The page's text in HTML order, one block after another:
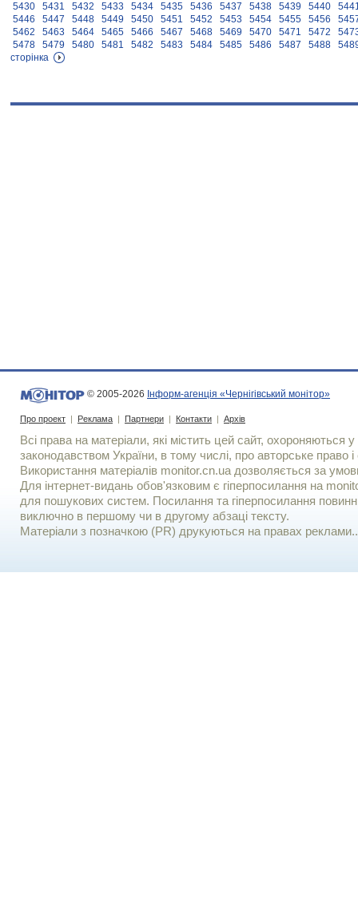
5430
5431 5432 5433 5434 5435 5436 5437 5438 5439 5440
5446
5447 5448 5449 5450 5451 5452 5453 5454 5455 5456
5462
5463 5464 5465 5466 5467 5468 5469 5470 5471 5472
5478
5479 5480 5481 5482 5483 5484 5485 5486 5487 5488
сторінка
© 2005-2026 Інформ-агенція «Чернігівський монітор»
Про проект | Реклама | Партнери | Контакти | Архів
Всі права на матеріали, які містить цей сайт, охороняються у
законодавством України, в тому числі, про авторське право і
Використання матерiалiв monitor.cn.ua дозволяється за
Для iнтернет-видань обов'язковим є гiперпосилання на
для пошукових систем. Посилання та гіперпосилання
виключно в першому чи в другому абзаці тексту.
Матеріали з позначкою (PR) друкуються на правах реклами..